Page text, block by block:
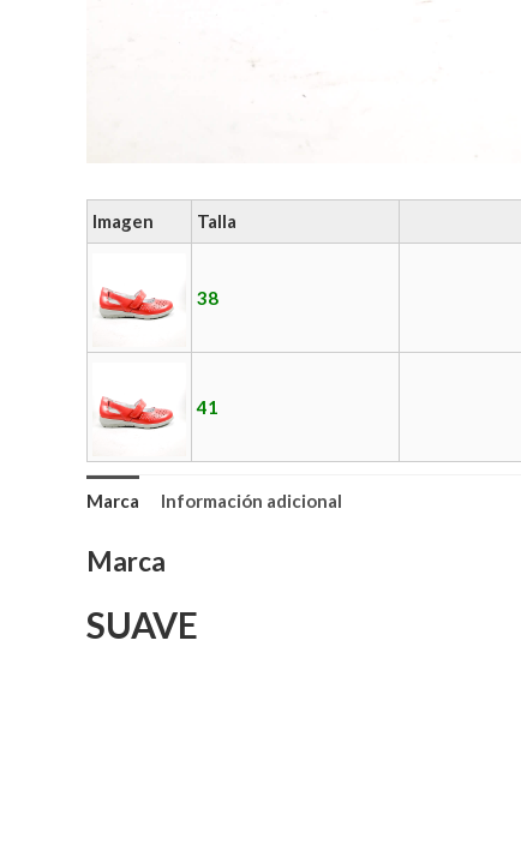
Imagen Talla
38
41
Marca Información adicional
Marca
SUAVE